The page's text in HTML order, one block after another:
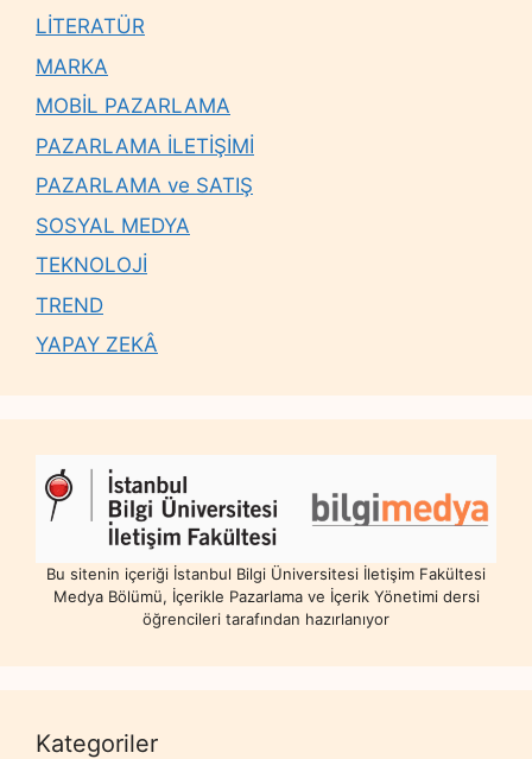
LİTERATÜR
MARKA
MOBİL PAZARLAMA
PAZARLAMA İLETİŞİMİ
PAZARLAMA ve SATIŞ
SOSYAL MEDYA
TEKNOLOJİ
TREND
YAPAY ZEKÂ
Bu sitenin içeriği İstanbul Bilgi Üniversitesi İletişim Fakültesi
Medya Bölümü, İçerikle Pazarlama ve İçerik Yönetimi dersi
öğrencileri tarafından hazırlanıyor
Kategoriler